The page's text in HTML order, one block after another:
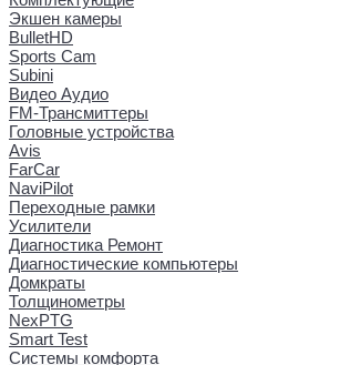
Экшен камеры
BulletHD
Sports Cam
Subini
Видео Аудио
FM-Трансмиттеры
Головные устройства
Avis
FarCar
NaviPilot
Переходные рамки
Усилители
Диагностика Ремонт
Диагностические компьютеры
Домкраты
Толщинометры
NexPTG
Smart Test
Системы комфорта